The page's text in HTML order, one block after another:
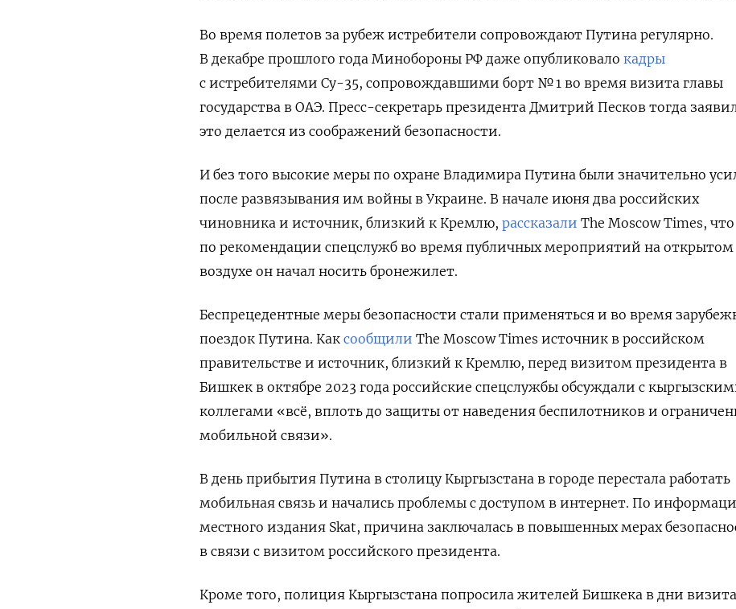
Во время полетов за рубеж истребители сопровождают Путина регулярно.
В декабре прошлого года Минобороны РФ даже опубликовало кадры
с истребителями Су-35, сопровождавшими борт № 1 во время визита главы
государства в ОАЭ. Пресс-секретарь президента Дмитрий Песков тогда
это делается из соображений безопасности.
И без того высокие меры по охране Владимира Путина были значительно
после развязывания им войны в Украине. В начале июня два российских
чиновника и источник, близкий к Кремлю, рассказали The Moscow Times, что
по рекомендации спецслужб во время публичных мероприятий на открытом
воздухе он начал носить бронежилет.
Беспрецедентные меры безопасности стали применяться и во время
поездок Путина. Как сообщили The Moscow Times источник в российском
правительстве и источник, близкий к Кремлю, перед визитом президента в
Бишкек в октябре 2023 года российские спецслужбы обсуждали с
коллегами «всё, вплоть до защиты от наведения беспилотников и
мобильной связи».
В день прибытия Путина в столицу Кыргызстана в городе перестала работать
мобильная связь и начались проблемы с доступом в интернет. По
местного издания Skat, причина заключалась в повышенных мерах
в связи с визитом российского президента.
Кроме того, полиция Кыргызстана попросила жителей Бишкека в дни визита